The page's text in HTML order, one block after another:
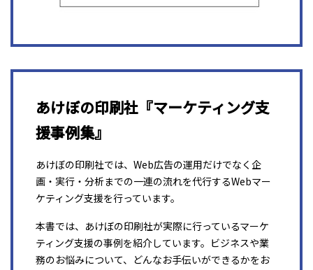
あけぼの印刷社『マーケティング支
援事例集』
あけぼの印刷社では、Web広告の運用だけでなく企
画・実行・分析までの一連の流れを代行するWebマー
ケティング支援を行っています。
本書では、あけぼの印刷社が実際に行っているマーケ
ティング支援の事例を紹介しています。ビジネスや業
務のお悩みについて、どんなお手伝いができるかをお